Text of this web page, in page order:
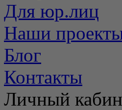
Для юр.лиц
Наши
Блог
Контакты
Личный